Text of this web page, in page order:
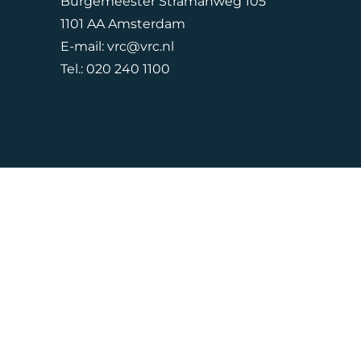
1101 AA Amsterdam
E-mail:vrc@vrc.nl
Tel.:020 240 1100